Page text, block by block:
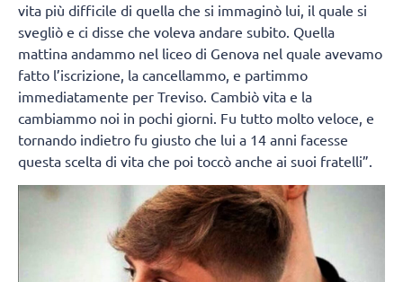
vita più difficile di quella che si immaginò lui, il quale si
svegliò e ci disse che voleva andare subito. Quella
mattina andammo nel liceo di Genova nel quale avevamo
fatto l’iscrizione, la cancellammo, e partimmo
immediatamente per Treviso. Cambiò vita e la
cambiammo noi in pochi giorni. Fu tutto molto veloce, e
tornando indietro fu giusto che lui a 14 anni facesse
questa scelta di vita che poi toccò anche ai suoi fratelli”.